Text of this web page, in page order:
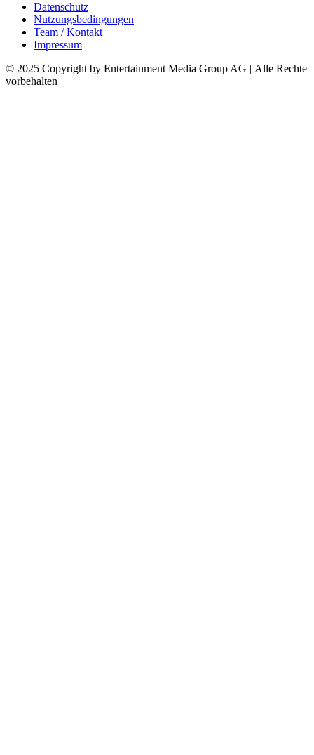
Datenschutz
Nutzungsbedingungen
Team / Kontakt
Impressum
© 2025 Copyright by Entertainment Media Group AG | Alle Rechte
vorbehalten